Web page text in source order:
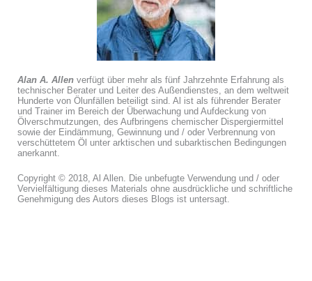
Alan A. Allen verfügt über mehr als fünf Jahrzehnte Erfahrung als
technischer Berater und Leiter des Außendienstes, an dem weltweit
Hunderte von Ölunfällen beteiligt sind. Al ist als führender Berater
und Trainer im Bereich der Überwachung und Aufdeckung von
Ölverschmutzungen, des Aufbringens chemischer Dispergiermittel
sowie der Eindämmung, Gewinnung und / oder Verbrennung von
verschüttetem Öl unter arktischen und subarktischen Bedingungen
anerkannt.
Copyright © 2018, Al Allen. Die unbefugte Verwendung und / oder
Vervielfältigung dieses Materials ohne ausdrückliche und schriftliche
Genehmigung des Autors dieses Blogs ist untersagt.